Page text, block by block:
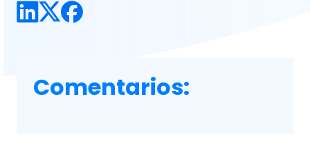
Comentarios: